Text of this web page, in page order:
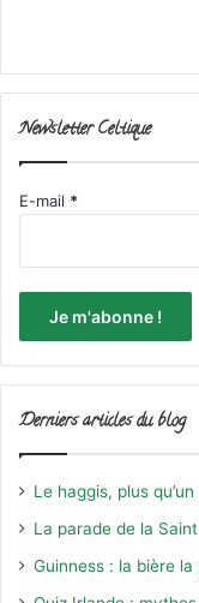
Newsletter Celtique
E-mail *
Derniers articles du blog
Le haggis, plus
La parade de la
Guinness : la bière